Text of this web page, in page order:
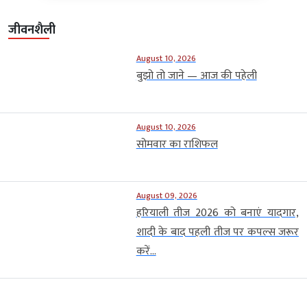
जीवनशैली
August 10, 2026
बुझो तो जाने — आज की पहेली
August 10, 2026
सोमवार का राशिफल
August 09, 2026
हरियाली तीज 2026 को बनाएं यादगार,
शादी के बाद पहली तीज पर कपल्स जरूर
करें...